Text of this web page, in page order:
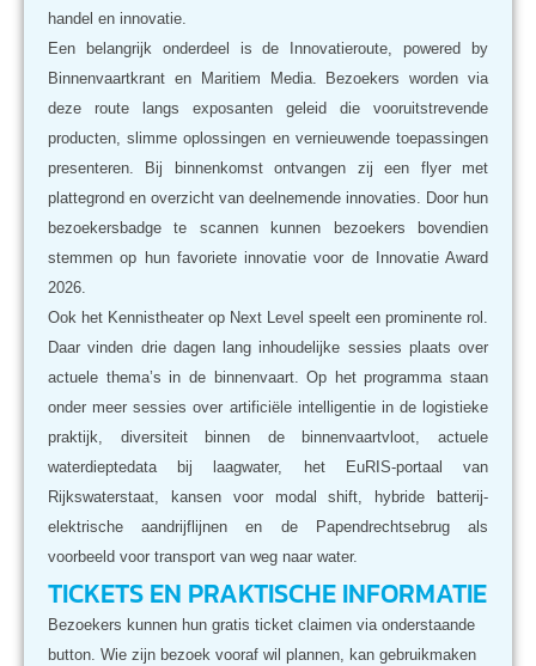
handel en innovatie.
Een belangrijk onderdeel is de Innovatieroute, powered by
Binnenvaartkrant en Maritiem Media. Bezoekers worden via
deze route langs exposanten geleid die vooruitstrevende
producten, slimme oplossingen en vernieuwende toepassingen
presenteren. Bij binnenkomst ontvangen zij een flyer met
plattegrond en overzicht van deelnemende innovaties. Door hun
bezoekersbadge te scannen kunnen bezoekers bovendien
stemmen op hun favoriete innovatie voor de Innovatie Award
2026.
Ook het Kennistheater op Next Level speelt een prominente rol.
Daar vinden drie dagen lang inhoudelijke sessies plaats over
actuele thema’s in de binnenvaart. Op het programma staan
onder meer sessies over artificiële intelligentie in de logistieke
praktijk, diversiteit binnen de binnenvaartvloot, actuele
waterdieptedata bij laagwater, het EuRIS-portaal van
Rijkswaterstaat, kansen voor modal shift, hybride batterij-
elektrische aandrijflijnen en de Papendrechtsebrug als
voorbeeld voor transport van weg naar water.
TICKETS EN PRAKTISCHE INFORMATIE
Bezoekers kunnen hun gratis ticket claimen via onderstaande
button. Wie zijn bezoek vooraf wil plannen, kan gebruikmaken